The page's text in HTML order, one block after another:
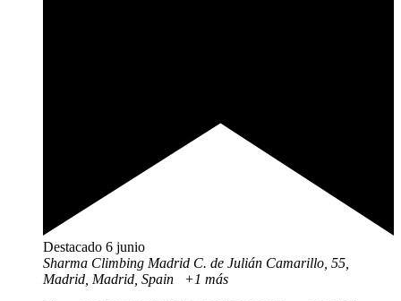
Destacado 6 junio
Sharma Climbing Madrid C. de Julián Camarillo, 55,
Madrid, Madrid, Spain
+1 más